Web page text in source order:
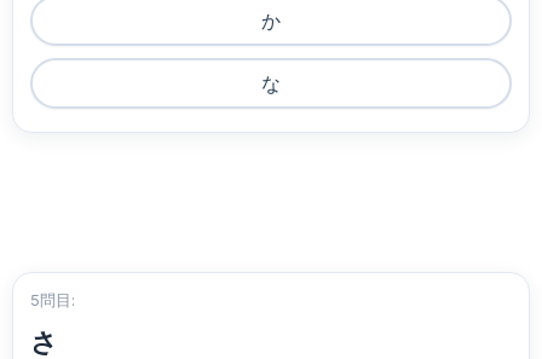
か
な
5問目:
さ